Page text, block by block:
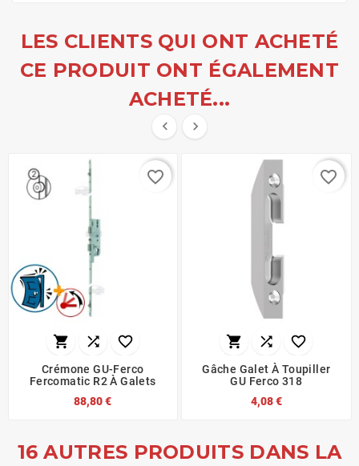
LES CLIENTS QUI ONT ACHETÉ
CE PRODUIT ONT ÉGALEMENT
ACHETÉ...
 
  
Crémone GU-Ferco
Fercomatic R2 À Galets
88,80 €
favorite_border
  
Gâche Galet À Toupiller
GU Ferco 318
4,08 €
favorite_border
16 AUTRES PRODUITS DANS LA